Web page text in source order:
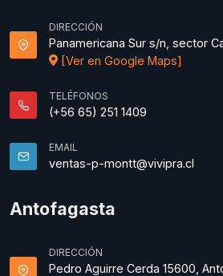
DIRECCIÓN
Panamericana Sur s/n, sector
[Ver en Google Maps]
TELÉFONOS
(+56 65) 251 1409
EMAIL
ventas-p-montt@vivipra.cl
Antofagasta
DIRECCIÓN
Pedro Aguirre Cerda 15600,